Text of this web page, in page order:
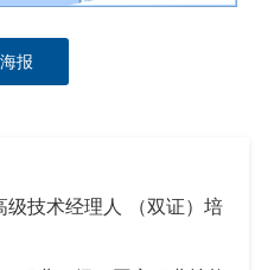
报
级技术经理人 （双证）培